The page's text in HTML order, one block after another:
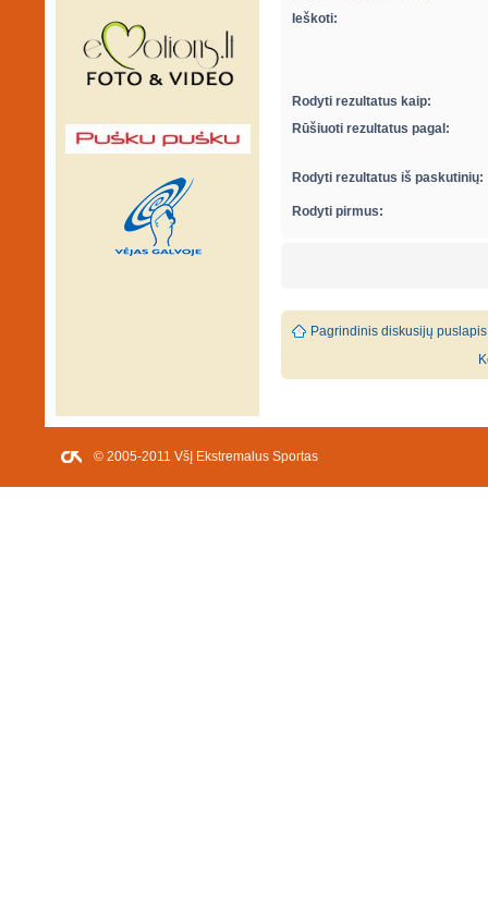
Ieškoti:
Rodyti rezultatus kaip:
Rūšiuoti rezultatus pagal:
Rodyti rezultatus iš paskutinių:
Rodyti pirmus:
Pagrindinis diskusijų puslapis
© 2005-2011 VšĮ Ekstremalus Sportas